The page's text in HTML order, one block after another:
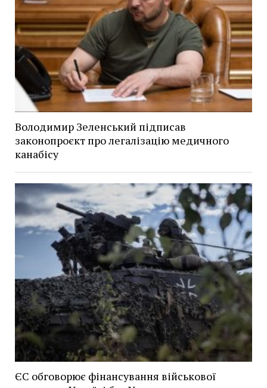
Володимир Зеленський підписав
законопроєкт про легалізацію медичного
канабісу
ЄС обговорює фінансування військової